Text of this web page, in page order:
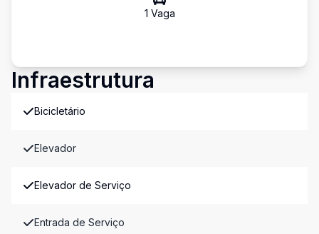
1 Vaga
Infraestrutura
Bicicletário
Elevador
Elevador de Serviço
Entrada de Serviço